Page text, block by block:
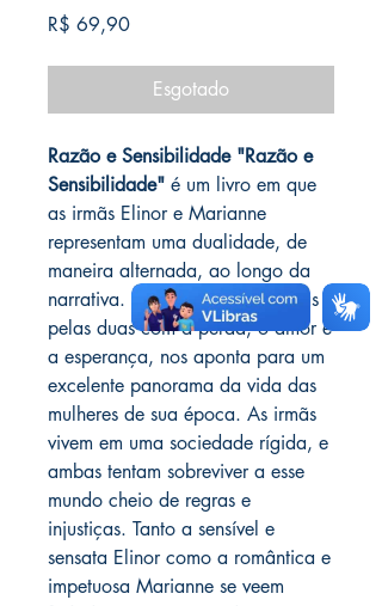
R$ 69,90Preço
Esgotado
Razão e Sensibilidade "Razão e
Sensibilidade" é um livro em que
as irmãs Elinor e Marianne
representam uma dualidade, de
maneira alternada, ao longo da
narrativa. As expectativas vividas
pelas duas com a perda, o amor e
a esperança, nos aponta para um
excelente panorama da vida das
mulheres de sua época. As irmãs
vivem em uma sociedade rígida, e
ambas tentam sobreviver a esse
mundo cheio de regras e
injustiças. Tanto a sensível e
sensata Elinor como a romântica e
impetuosa Marianne se veem